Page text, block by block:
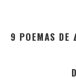
9 POEMAS DE